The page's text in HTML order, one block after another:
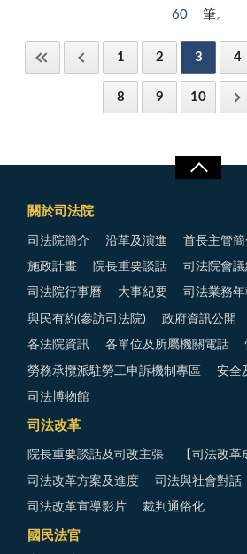
60
筆。
1 2 3 4
8 9 10
關於司法院
司法院簡介 沿革及演進 首長主管簡
施政計畫 院長重要談話 司法院會
司法院行事曆 大事紀要 司法業務年
與民有約(參訪司法院) 政府資訊公開
各法院資訊 各單位及所屬機關電話
勞務承攬派駐勞工申訴機制專區 安全
司法博物館
司法改革
院長重要談話及司改主張 【司法改革
司法改革方案及進度 司法與社會對話
司法改革宣導影片 裁判通俗化
國民法官